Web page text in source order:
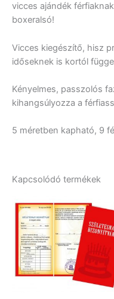
vicces ajándék
boxeralsó!
Vicces kiegészítő, hisz
időseknek is kortól
Kényelmes, passzolós
kihangsúlyozza a
5 méretben kapható, 9
Kapcsolódó termékek